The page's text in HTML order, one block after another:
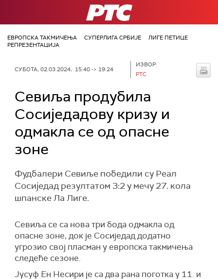
РТС
ЕВРОПСКА ТАКМИЧЕЊА СУПЕРЛИГА СРБИЈЕ
ЛИГЕ ПЕТИЦЕ
РЕПРЕЗЕНТАЦИЈА
СУБОТА, 02.03.2024, 15:40 -> 19:24
ИЗВОР:
РТС
Севиља продубила
Сосиједадову кризу и
одмакла се од опасне
зоне
Фудбалери Севиље победили су Реал
Сосиједад резултатом 3:2 у мечу 27. кола
шпанске Ла Лиге.
Севиља се са нова три бода одмакла од
опасне зоне, док је Сосиједад додатно
угрозио свој пласман у европска такмичења
следеће сезоне.
Јусуф Ен Несири је са два рана поготка у 11. и